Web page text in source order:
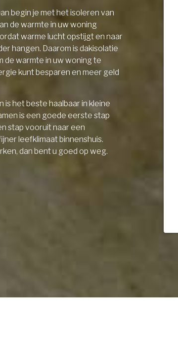
begin je met het isoleren van
de warmte in uw woning
warme lucht opstijgt en naar
hangen. Daarom is dakisolatie
de warmte in uw woning te
kunt besparen en meer geld
het beste haalbaar in kleine
is een goede eerste stap
stap vooruit naar een
leefklimaat binnenshuis.
dan bent u goed op weg.